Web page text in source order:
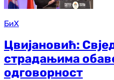
БиХ
Цвијановић:
страдањима
одговорност